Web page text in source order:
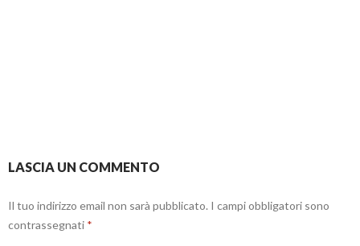
LASCIA UN COMMENTO
Il tuo indirizzo email non sarà pubblicato. I campi obbligatori sono
contrassegnati *